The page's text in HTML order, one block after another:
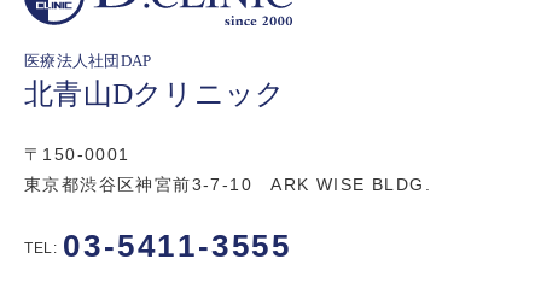
医療法人社団DAP
北青山Dクリニック
〒150-0001
東京都渋谷区神宮前3-7-10 ARK WISE BLDG.
TEL: 03-5411-3555